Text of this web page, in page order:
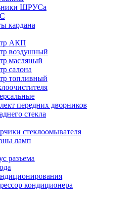
ШРУСа
кардана
АКП
воздушный
масляный
салона
топливный
передних дворников
стекла
стеклоомывателя
ламп
разъема
кондиционера